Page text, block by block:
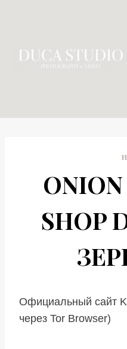
SHOP
Официальный сайт
через Tor Browser)